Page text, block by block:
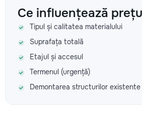
Ce influențează
Tipul și calitatea materialului
Suprafața totală
Etajul și accesul
Termenul (urgență)
Demontarea structurilor existente